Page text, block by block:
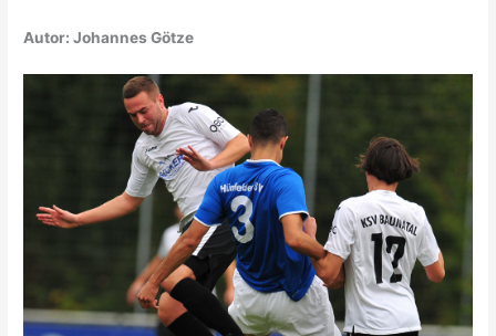
Autor: Johannes Götze